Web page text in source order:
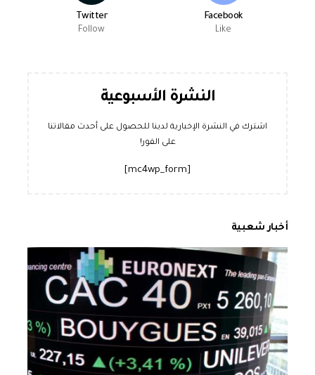
Facebook
Like
Twitter
Follow
النشرة الأسبوعية
اشترك في النشرة الإخبارية لدينا للحصول على أحدث مقالاتنا
على الفور!
أخبار شعبية